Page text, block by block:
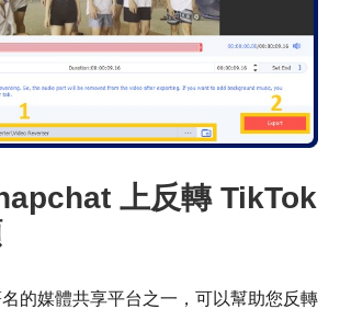
上反轉 TikTok
的媒體共享平台之一，可以幫助您反轉